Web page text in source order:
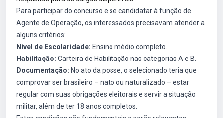
Para participar do concurso e se candidatar à função de
Agente de Operação, os interessados precisavam atender a
alguns critérios:
Nível de Escolaridade: Ensino médio completo.
Habilitação: Carteira de Habilitação nas categorias A e B.
Documentação: No ato da posse, o selecionado teria que
comprovar ser brasileiro – nato ou naturalizado – estar
regular com suas obrigações eleitorais e servir a situação
militar, além de ter 18 anos completos.